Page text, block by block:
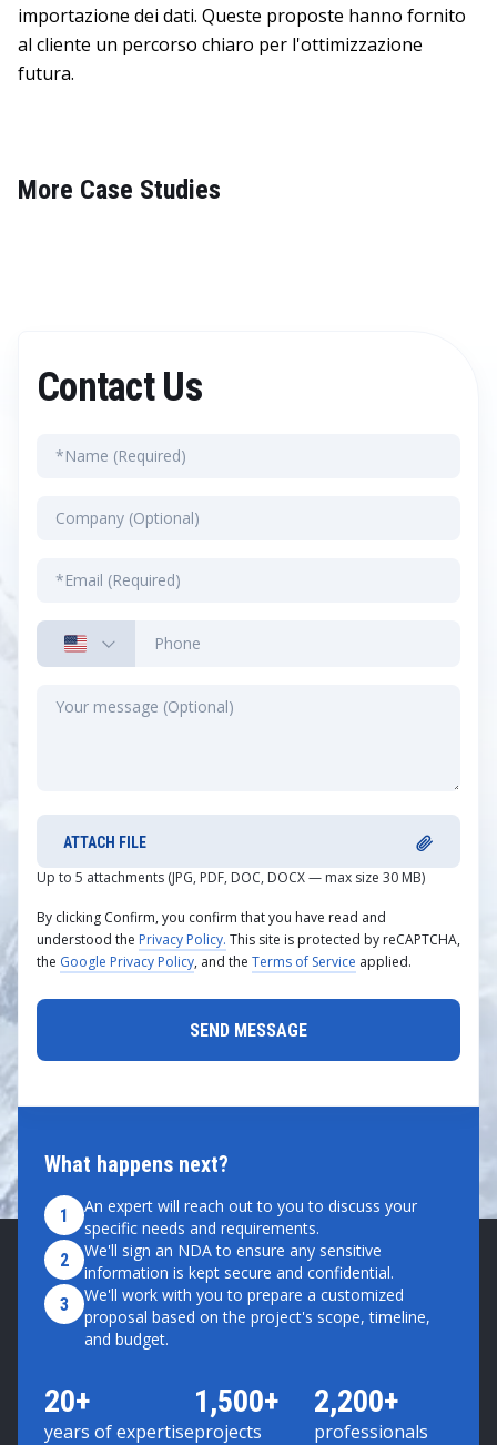
importazione dei dati. Queste proposte hanno fornito
al cliente un percorso chiaro per l'ottimizzazione
futura.
More Case Studies
What happens next?
1
An expert will reach out to you to discuss your
specific needs and requirements.
2
We'll sign an NDA to ensure any sensitive
information is kept secure and confidential.
3
We'll work with you to prepare a customized
proposal based on the project's scope, timeline,
and budget.
20+
years of expertise
1,500+
projects
2,200+
professionals
Contact Us
ATTACH FILE
Up to 5 attachments (JPG, PDF, DOC, DOCX — max size 30 MB)
By clicking Confirm, you confirm that you have read and
understood the Privacy Policy. This site is protected by reCAPTCHA,
the Google Privacy Policy, and the Terms of Service applied.